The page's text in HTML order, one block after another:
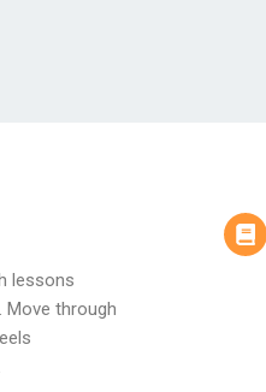
lessons
Move through